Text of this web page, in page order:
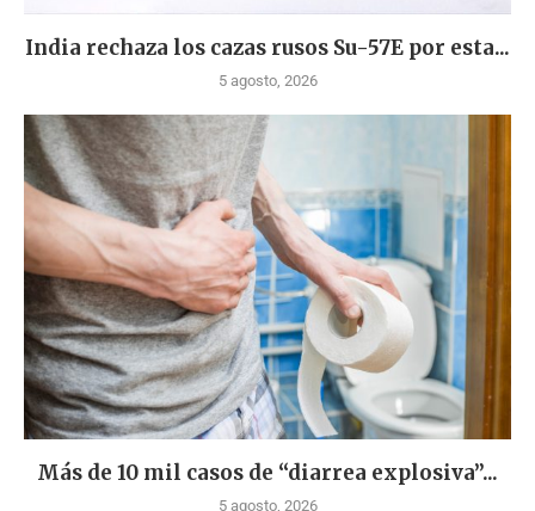
India rechaza los cazas rusos Su-57E por esta...
5 agosto, 2026
Más de 10 mil casos de “diarrea explosiva”...
5 agosto, 2026